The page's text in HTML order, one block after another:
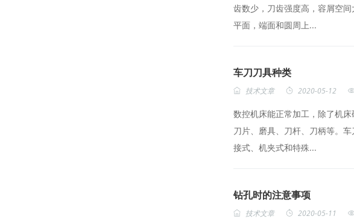
齿数少，刀齿强度高，容屑空
平面，端面和圆周上...
车刀刀具种类
技术文章 2020-05-12
数控机床能正常加工，除了机
刀片、磨具、刀杆、刀柄等。
接式、机夹式和特殊...
钻孔时的注意事项
技术文章 2020-05-11